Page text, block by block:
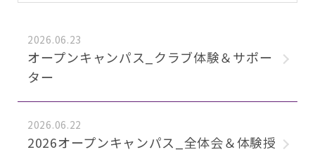
2026.06.23
オープンキャンパス_クラブ体験＆サポー
ター
2026.06.22
2026オープンキャンパス_全体会＆体験授